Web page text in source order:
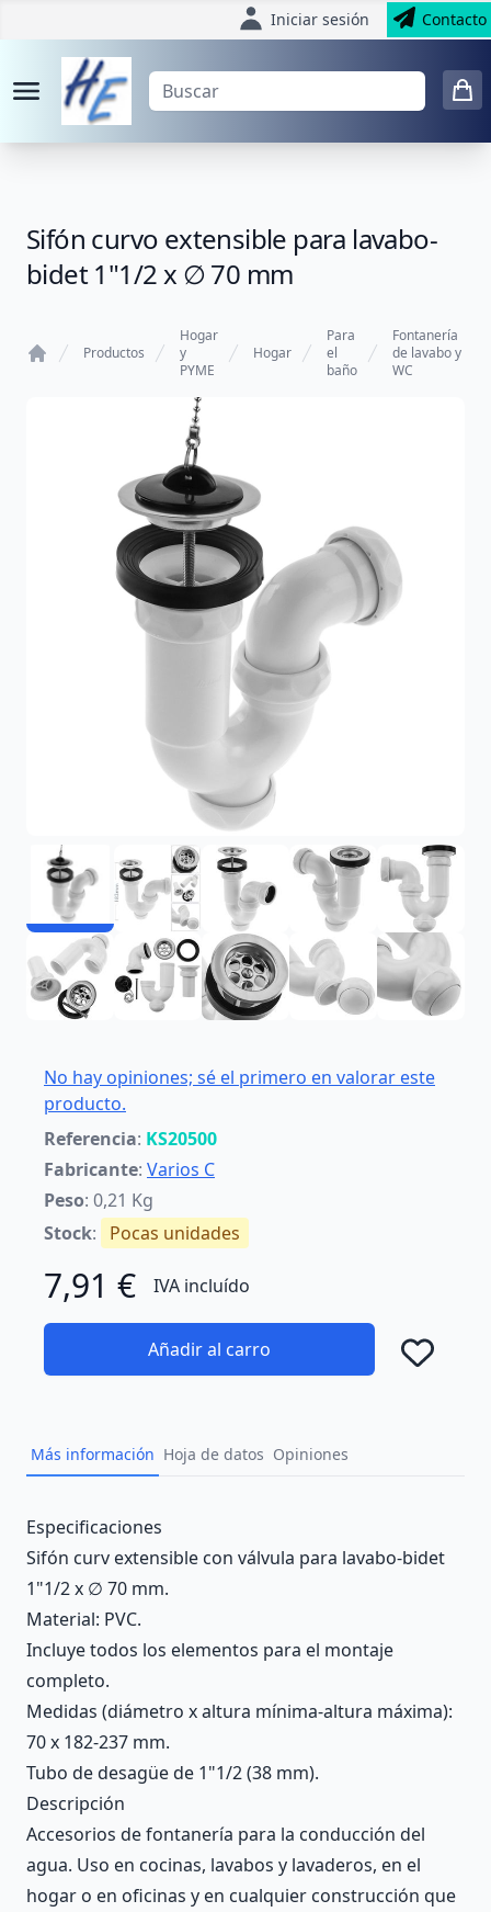
Iniciar sesión Contacto
Sifón curvo extensible para lavabo-
bidet 1"1/2 x ∅ 70 mm
Productos
Hogar
y
PYME
Hogar
Para
el
baño
Fontanería
de lavabo y
WC
No hay opiniones; sé el primero en valorar este
producto.
Referencia: KS20500
Fabricante: Varios C
Peso: 0,21 Kg
Stock: Pocas unidades
7,91 € IVA incluído
Añadir al carro
Más información Hoja de datos Opiniones
Description
Especificaciones
Sifón curv extensible con válvula para lavabo-bidet
1"1/2 x ∅ 70 mm.
Material: PVC.
Incluye todos los elementos para el montaje
completo.
Medidas (diámetro x altura mínima-altura máxima):
70 x 182-237 mm.
Tubo de desagüe de 1"1/2 (38 mm).
Descripción
Accesorios de fontanería para la conducción del
agua. Uso en cocinas, lavabos y lavaderos, en el
hogar o en oficinas y en cualquier construcción que